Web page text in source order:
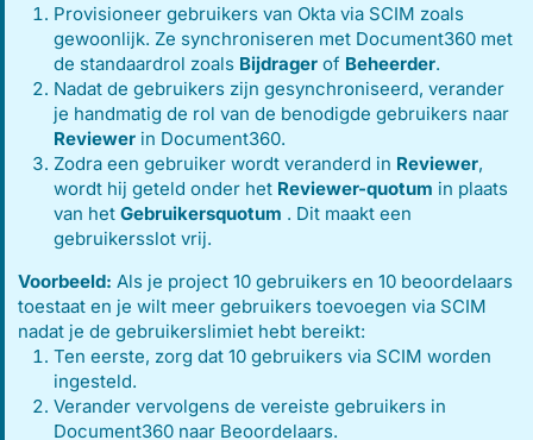
Provisioneer gebruikers van Okta via SCIM zoals
gewoonlijk. Ze synchroniseren met Document360 met
de standaardrol zoals Bijdrager of Beheerder.
Nadat de gebruikers zijn gesynchroniseerd, verander
je handmatig de rol van de benodigde gebruikers naar
Reviewer in Document360.
Zodra een gebruiker wordt veranderd in Reviewer,
wordt hij geteld onder het Reviewer-quotum in plaats
van hetGebruikersquotum . Dit maakt een
gebruikersslot vrij.
Voorbeeld: Als je project 10 gebruikers en 10 beoordelaars
toestaat en je wilt meer gebruikers toevoegen via SCIM
nadat je de gebruikerslimiet hebt bereikt:
Ten eerste, zorg dat 10 gebruikers via SCIM worden
ingesteld.
Verander vervolgens de vereiste gebruikers in
Document360 naar Beoordelaars.